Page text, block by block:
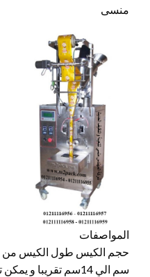
منسى
المواصفات
سم الي 14سم